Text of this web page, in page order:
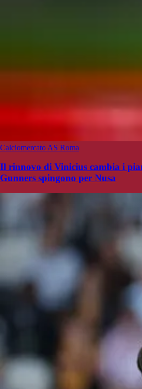
Calciomercato AS Roma
Il rinnovo di Vinicius cambia i
Gunners spingono per Nusa